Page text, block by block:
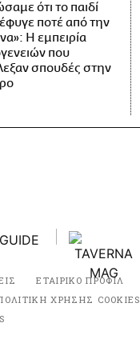
ότι το παιδί
ποτέ από την
Η εμπειρία
που
σπουδές στην
ΕΤΑΙΡΙΚΟ ΠΡΟΦΙΛ
ΧΡΗΣΗΣ COOKIES